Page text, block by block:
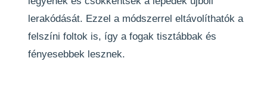
lerakódását. Ezzel a módszerrel eltávolíthatók a
felszíni foltok is, így a fogak tisztábbak és
fényesebbek lesznek.